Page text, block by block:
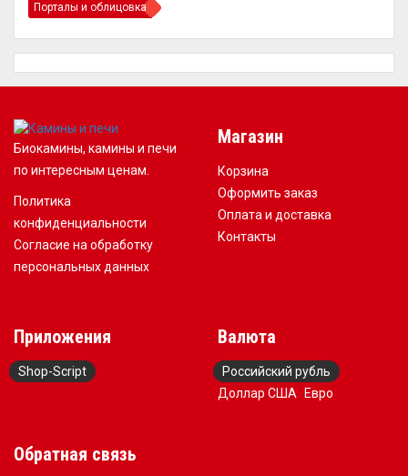
Порталы и облицовка
Биокамины, камины и печи
по интересным ценам.
Политика
конфиденциальности
Согласие на обработку
персональных данных
Магазин
Корзина
Оформить заказ
Оплата и доставка
Контакты
Приложения
Shop-Script
Валюта
Российский рубль
Доллар США
Евро
Обратная связь